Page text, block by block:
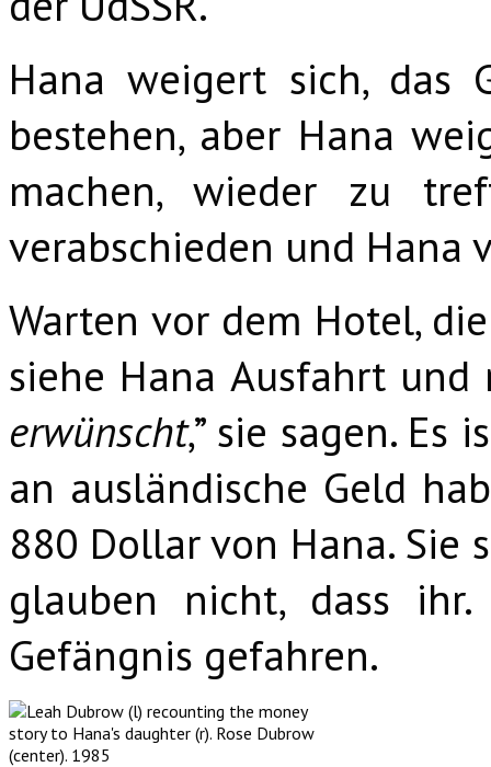
Hana weigert sich, das
bestehen, aber Hana
machen, wieder zu
verabschieden und Hana
Warten vor dem Hotel,
siehe Hana Ausfahrt und
erwünscht,” sie sagen.
an ausländische Geld
880 Dollar von Hana. Sie
glauben nicht, dass
Gefängnis gefahren.